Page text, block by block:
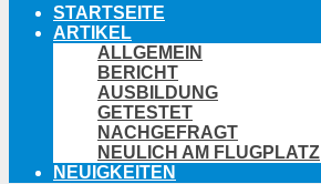
STARTSEITE
ARTIKEL
ALLGEMEIN
BERICHT
AUSBILDUNG
GETESTET
NACHGEFRAGT
NEULICH AM FLUGPLATZ
NEUIGKEITEN